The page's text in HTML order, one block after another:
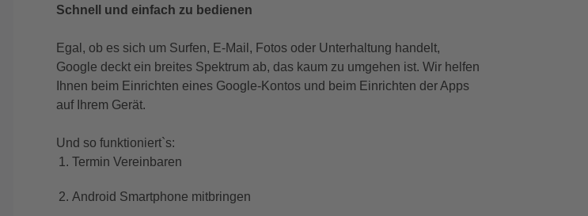
Schnell und einfach zu bedienen
Egal, ob es sich um Surfen, E-Mail, Fotos oder Unterhaltung handelt,
Google deckt ein breites Spektrum ab, das kaum zu umgehen ist. Wir helfen
Ihnen beim Einrichten eines Google-Kontos und beim Einrichten der Apps
auf Ihrem Gerät.
Und so funktioniert`s:
Termin Vereinbaren
Android Smartphone mitbringen